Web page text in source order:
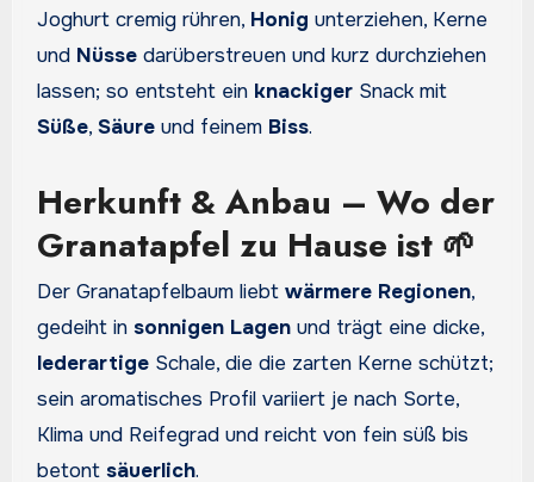
Joghurt cremig rühren, Honig unterziehen, Kerne
und Nüssedarüberstreuen und kurz durchziehen
lassen; so entsteht ein knackigerSnack mit
Süße, Säureund feinem Biss.
Herkunft & Anbau – Wo der
Granatapfel zu Hause ist 🌱
Der Granatapfelbaum liebt wärmere Regionen,
gedeiht in sonnigen Lagenund trägt eine dicke,
lederartigeSchale, die die zarten Kerne schützt;
sein aromatisches Profil variiert je nach Sorte,
Klima und Reifegrad und reicht von fein süß bis
betont säuerlich.